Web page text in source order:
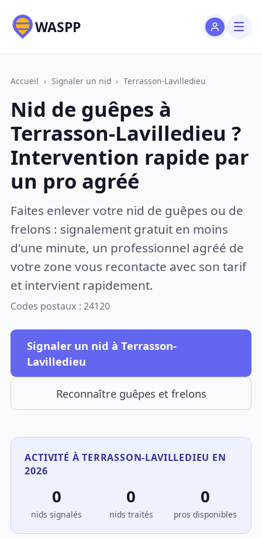
WASPP
Accueil › Signaler un nid › Terrasson-Lavilledieu
Nid de guêpes à
Terrasson-Lavilledieu ?
Intervention rapide par
un pro agréé
Faites enlever votre nid de guêpes ou de
frelons : signalement gratuit en moins
d'une minute, un professionnel agréé de
votre zone vous recontacte avec son tarif
et intervient rapidement.
Codes postaux : 24120
Signaler un nid à Terrasson-
Lavilledieu
Reconnaître guêpes et frelons
ACTIVITÉ À TERRASSON-LAVILLEDIEU EN
2026
0
nids signalés
0
nids traités
0
pros disponibles